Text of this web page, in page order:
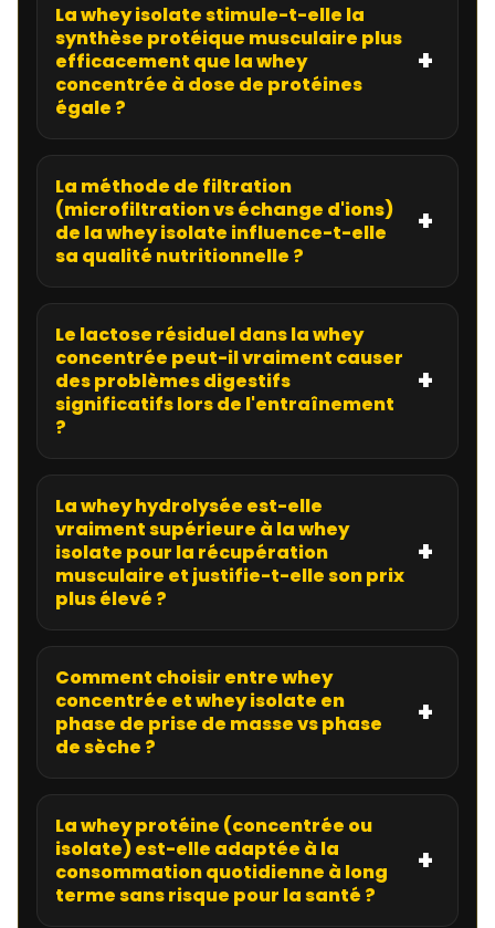
La whey isolate stimule-t-elle la
synthèse protéique musculaire plus
efficacement que la whey
concentrée à dose de protéines
égale ?
La méthode de filtration
(microfiltration vs échange d'ions)
de la whey isolate influence-t-elle
sa qualité nutritionnelle ?
Le lactose résiduel dans la whey
concentrée peut-il vraiment causer
des problèmes digestifs
significatifs lors de l'entraînement
?
La whey hydrolysée est-elle
vraiment supérieure à la whey
isolate pour la récupération
musculaire et justifie-t-elle son prix
plus élevé ?
Comment choisir entre whey
concentrée et whey isolate en
phase de prise de masse vs phase
de sèche ?
La whey protéine (concentrée ou
isolate) est-elle adaptée à la
consommation quotidienne à long
terme sans risque pour la santé ?